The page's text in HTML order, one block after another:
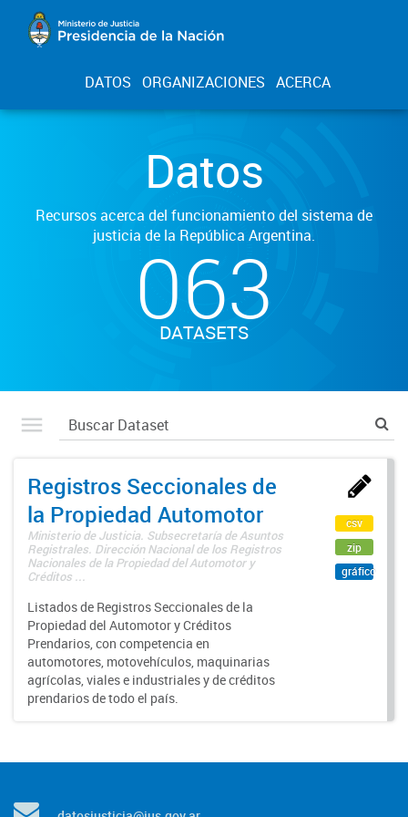
DATOS ORGANIZACIONES ACERCA
Datos
Recursos acerca del funcionamiento del sistema de
justicia de la República Argentina.
063
DATASETS
Registros Seccionales de
la Propiedad Automotor
Ministerio de Justicia. Subsecretaría de Asuntos
Registrales. Dirección Nacional de los Registros
Nacionales de la Propiedad del Automotor y
Créditos ...
Listados de Registros Seccionales de la
Propiedad del Automotor y Créditos
Prendarios, con competencia en
automotores, motovehículos, maquinarias
agrícolas, viales e industriales y de créditos
prendarios de todo el país.
csv
zip
gráfico